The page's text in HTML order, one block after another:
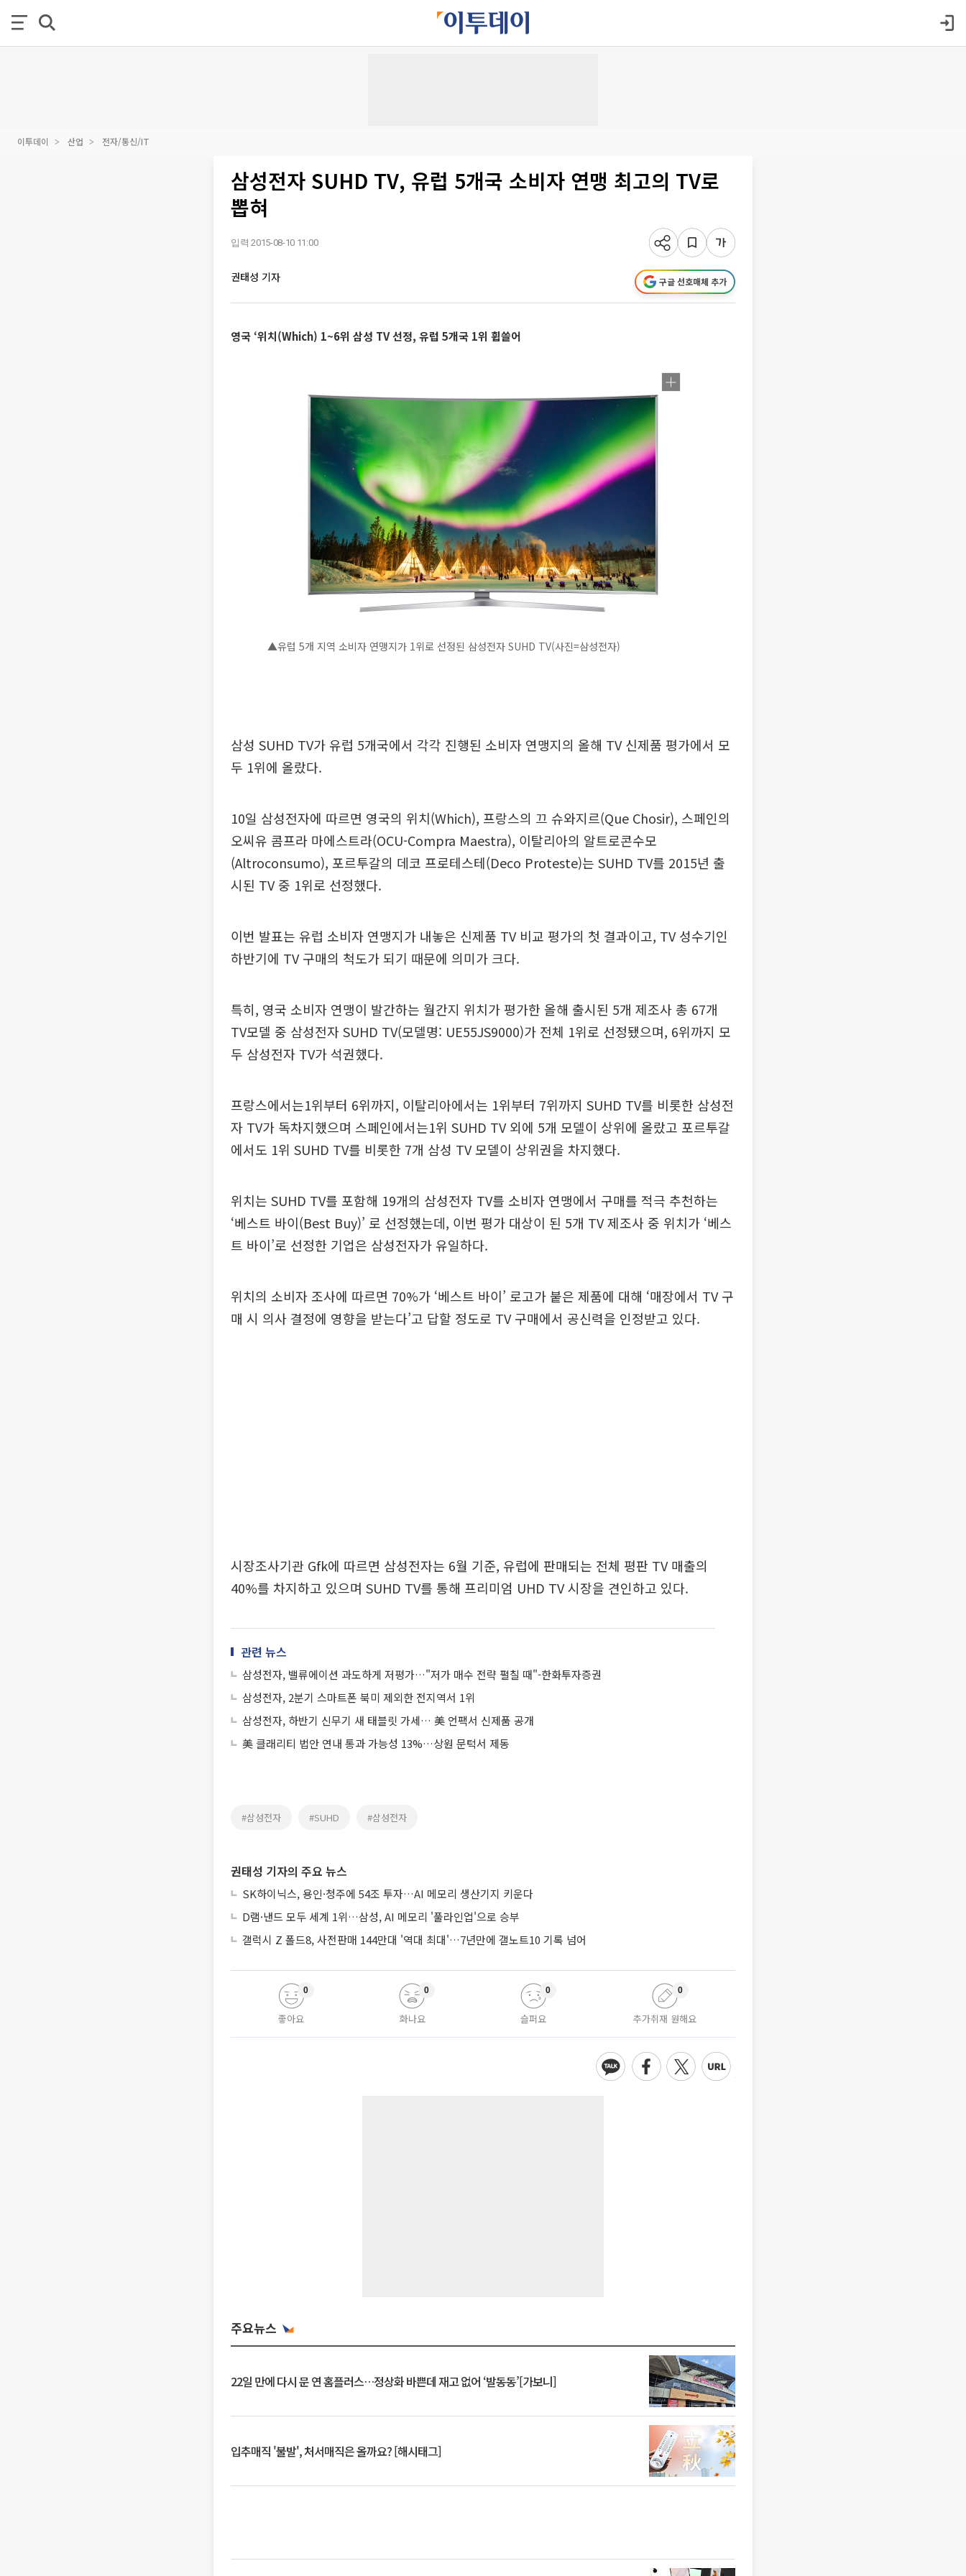
이투데이 산업 전자/통신/IT
삼성전자 SUHD TV, 유럽 5개국 소비자 연맹 최고의 TV로
뽑혀
입력 2015-08-10 11:00
권태성 기자 구글 선호매체 추가
영국 ‘위치(Which) 1~6위 삼성 TV 선정, 유럽 5개국 1위 휩쓸어
▲유럽 5개 지역 소비자 연맹지가 1위로 선정된 삼성전자 SUHD TV(사진=삼성전자)
삼성 SUHD TV가 유럽 5개국에서 각각 진행된 소비자 연맹지의 올해 TV 신제품 평가에서 모
두 1위에 올랐다.
10일 삼성전자에 따르면 영국의 위치(Which), 프랑스의 끄 슈와지르(Que Chosir), 스페인의
오씨유 콤프라 마에스트라(OCU-Compra Maestra), 이탈리아의 알트로콘수모
(Altroconsumo), 포르투갈의 데코 프로테스테(Deco Proteste)는 SUHD TV를 2015년 출
시된 TV 중 1위로 선정했다.
이번 발표는 유럽 소비자 연맹지가 내놓은 신제품 TV 비교 평가의 첫 결과이고, TV 성수기인
하반기에 TV 구매의 척도가 되기 때문에 의미가 크다.
특히, 영국 소비자 연맹이 발간하는 월간지 위치가 평가한 올해 출시된 5개 제조사 총 67개
TV모델 중 삼성전자 SUHD TV(모델명: UE55JS9000)가 전체 1위로 선정됐으며, 6위까지 모
두 삼성전자 TV가 석권했다.
프랑스에서는1위부터 6위까지, 이탈리아에서는 1위부터 7위까지 SUHD TV를 비롯한 삼성전
자 TV가 독차지했으며 스페인에서는1위 SUHD TV 외에 5개 모델이 상위에 올랐고 포르투갈
에서도 1위 SUHD TV를 비롯한 7개 삼성 TV 모델이 상위권을 차지했다.
위치는 SUHD TV를 포함해 19개의 삼성전자 TV를 소비자 연맹에서 구매를 적극 추천하는
‘베스트 바이(Best Buy)’ 로 선정했는데, 이번 평가 대상이 된 5개 TV 제조사 중 위치가 ‘베스
트 바이’로 선정한 기업은 삼성전자가 유일하다.
위치의 소비자 조사에 따르면 70%가 ‘베스트 바이’ 로고가 붙은 제품에 대해 ‘매장에서 TV 구
매 시 의사 결정에 영향을 받는다’고 답할 정도로 TV 구매에서 공신력을 인정받고 있다.
시장조사기관 Gfk에 따르면 삼성전자는 6월 기준, 유럽에 판매되는 전체 평판 TV 매출의
40%를 차지하고 있으며 SUHD TV를 통해 프리미엄 UHD TV 시장을 견인하고 있다.
관련 뉴스
삼성전자, 밸류에이션 과도하게 저평가…"저가 매수 전략 펼칠 때"-한화투자증권
삼성전자, 2분기 스마트폰 북미 제외한 전지역서 1위
삼성전자, 하반기 신무기 새 태블릿 가세… 美 언팩서 신제품 공개
美 클래리티 법안 연내 통과 가능성 13%…상원 문턱서 제동
#삼성전자 #SUHD #삼성전자
권태성 기자의 주요 뉴스
SK하이닉스, 용인·청주에 54조 투자…AI 메모리 생산기지 키운다
D램·낸드 모두 세계 1위…삼성, AI 메모리 '풀라인업'으로 승부
갤럭시 Z 폴드8, 사전판매 144만대 '역대 최대'…7년만에 갤노트10 기록 넘어
좋아요
0
화나요
0
슬퍼요
0
추가취재 원해요
0
주요뉴스
22일 만에 다시 문 연 홈플러스…정상화 바쁜데 재고 없어 ‘발동동’[가보니]
입추매직 '불발', 처서매직은 올까요? [해시태그]